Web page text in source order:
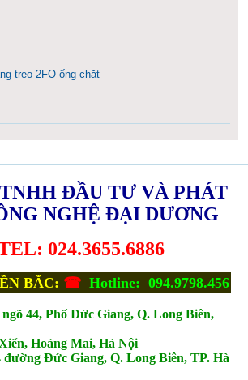
treo 2FO ống chặt
ĐẦU TƯ VÀ PHÁT
NGHỆ ĐẠI DƯƠNG
024.3655.6886
BẮC: ☎ Hotline: 094.9798.456
ngõ 44, Phố Đức Giang, Q. Long Biên,
Hoàng Mai, Hà Nội
đường Đức Giang, Q. Long Biên, TP. Hà